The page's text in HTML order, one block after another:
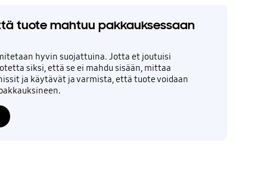
tuote mahtuu pakkauksessaan
hyvin suojattuina. Jotta et joutuisi
siksi, että se ei mahdu sisään, mittaa
ja käytävät ja varmista, että tuote voidaan